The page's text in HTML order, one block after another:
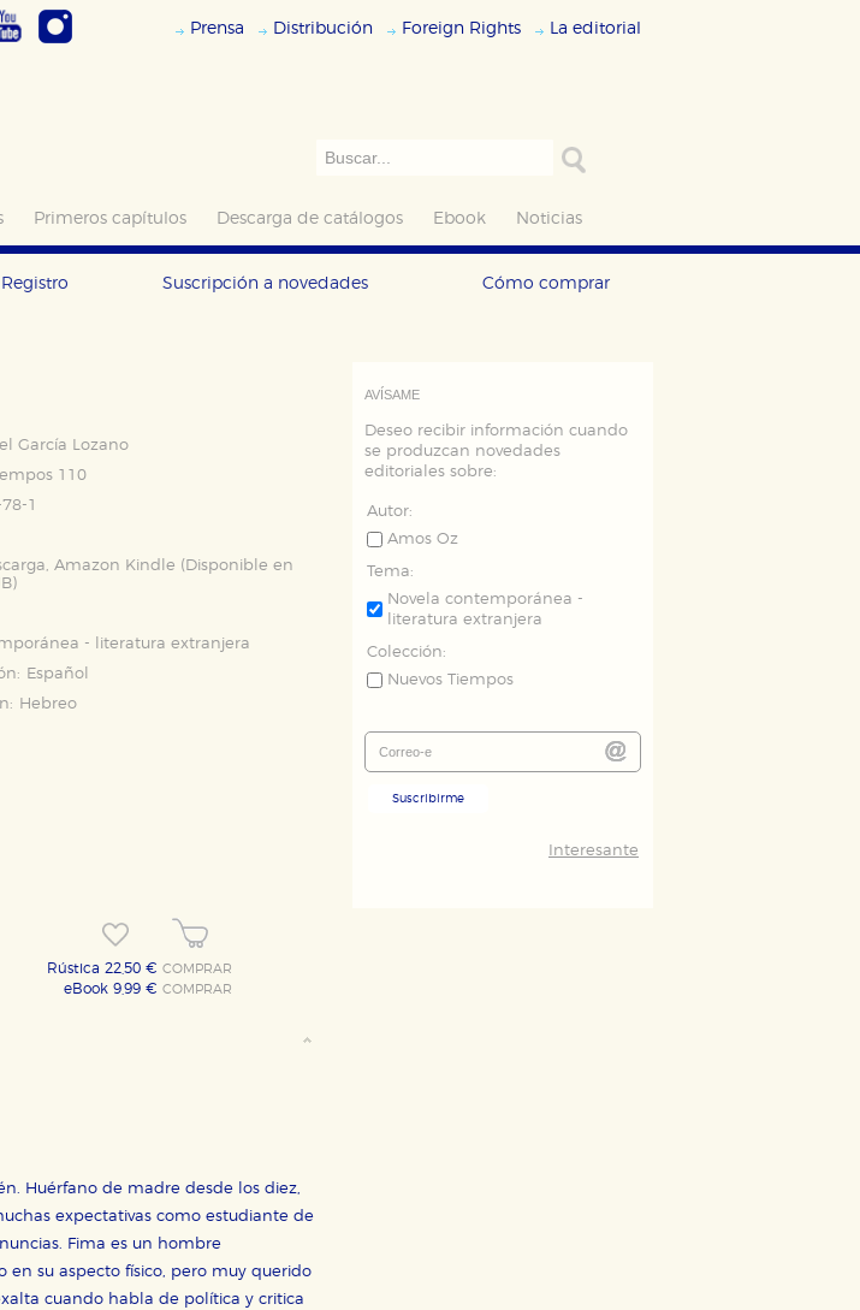
Prensa Distribución Foreign Rights La editorial
Primeros capítulos Descarga de catálogos Ebook Noticias
Registro Suscripción a novedades Cómo comprar
García Lozano
110
1
Amazon Kindle (Disponible en
)
- literatura extranjera
Español
Hebreo
Rústica 22,50 €COMPRAR
eBook 9,99 €COMPRAR
Huérfano de madre desde los diez,
expectativas como estudiante de
Fima es un hombre
su aspecto físico, pero muy querido
cuando habla de política y critica
AVÍSAME
Deseo recibir información cuando
se produzcan novedades
editoriales sobre:
Autor:
Amos Oz
Tema:
Novela contemporánea -
literatura extranjera
Colección:
Nuevos Tiempos
Suscribirme
Interesante